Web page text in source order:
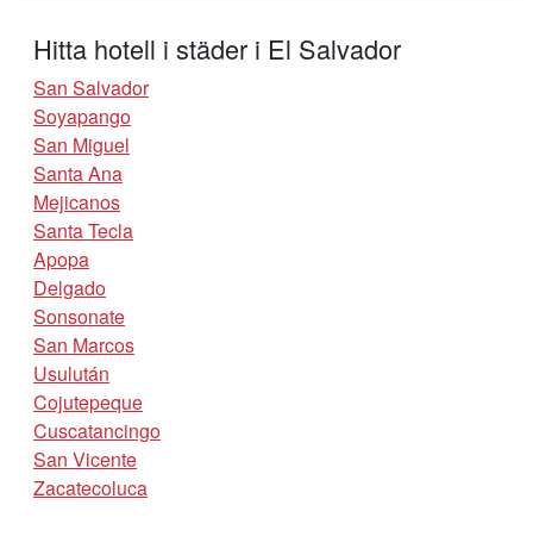
Hitta hotell i städer i El Salvador
San Salvador
Soyapango
San Miguel
Santa Ana
Mejicanos
Santa Tecla
Apopa
Delgado
Sonsonate
San Marcos
Usulután
Cojutepeque
Cuscatancingo
San Vicente
Zacatecoluca